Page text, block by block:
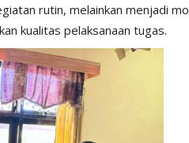
rutin, melainkan menjadi
kualitas pelaksanaan tugas.